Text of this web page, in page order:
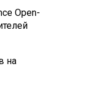
Open-
на